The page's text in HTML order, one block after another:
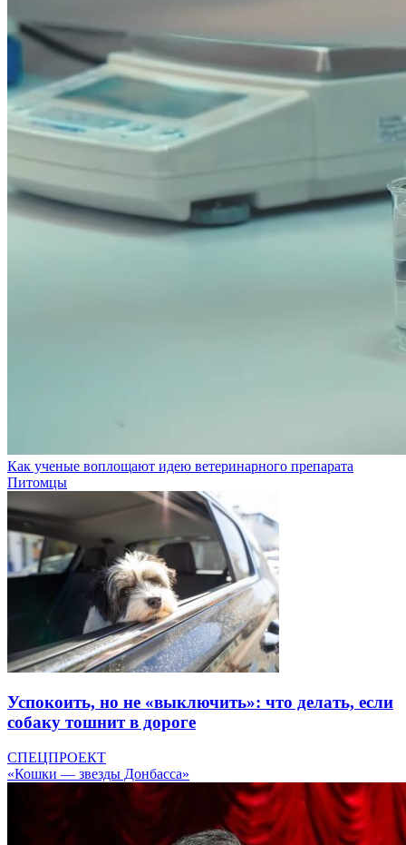
Как ученые воплощают идею ветеринарного препарата
Питомцы
Успокоить, но не «выключить»: что делать, если
собаку тошнит в дороге
СПЕЦПРОЕКТ
«Кошки — звезды Донбасса»